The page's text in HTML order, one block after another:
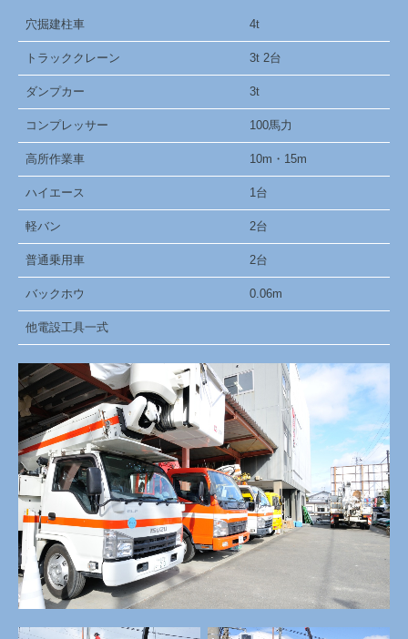
穴掘建柱車 4t
トラッククレーン 3t 2台
ダンプカー 3t
コンプレッサー 100馬力
高所作業車 10m・15m
ハイエース 1台
軽バン 2台
普通乗用車 2台
バックホウ 0.06m
他電設工具一式